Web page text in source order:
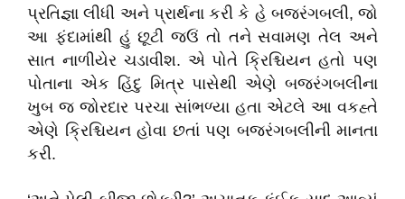
પ્રતિજ્ઞા લીધી અને પ્રાર્થના કરી કે હે બજરંગબલી, જો
આ ફંદામાંથી હું છૂટી જઉં તો તને સવામણ તેલ અને
સાત નાળીયેર ચડાવીશ. એ પોતે ક્રિશ્ચિયન હતો પણ
પોતાના એક હિંદુ મિત્ર પાસેથી એણે બજરંગબલીના
ખુબ જ જોરદાર પરચા સાંભળ્યા હતા એટલે આ વકહ્તે
એણે ક્રિશ્ચિયન હોવા છતાં પણ બજરંગબલીની માનતા
કરી.